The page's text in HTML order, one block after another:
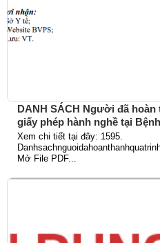
DANH SÁCH Người đã
giấy phép hành nghề tại
ngày 01/6/2026 đến 31/7/2026)
Xem chi tiết tại đây: 1595.
Mở File PDF...